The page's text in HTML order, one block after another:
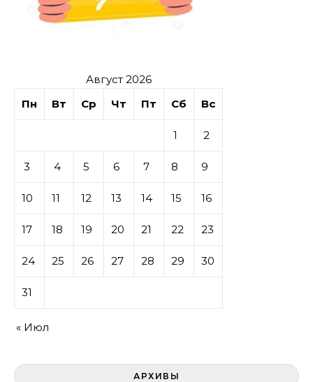
Август 2026
Пн
Вт Ср Чт Пт Сб Вс
1 2
3 4 5 6 7 8 9
10 11 12 13 14 15 16
17 18 19 20 21 22 23
24 25 26 27 28 29 30
31
« Июл
АРХИВЫ